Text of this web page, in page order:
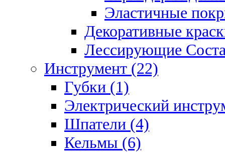
Эластичные
Декоративные
Лессирующие
Инструмент (22)
Губки (1)
Электрический
Шпатели (4)
Кельмы (6)